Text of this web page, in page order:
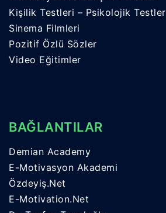
Kişilik Testleri – Psikolojik Testler
Sinema Filmleri
Pozitif Özlü Sözler
Video Eğitimler
BAĞLANTILAR
Demian Academy
E-Motivasyon Akademi
Özdeyiş.Net
E-Motivation.Net